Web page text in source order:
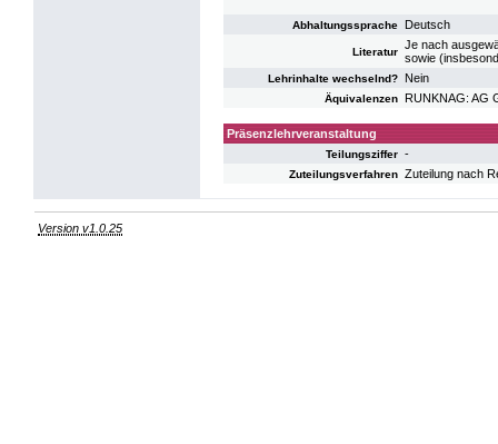
Abhaltungssprache Deutsch
Literatur
Je nach
sowie
Lehrinhalte wechselnd? Nein
Äquivalenzen RUNKNAG: AG
Präsenzlehrveranstaltung
Teilungsziffer -
Zuteilungsverfahren Zuteilung nach
Version v1.0.25